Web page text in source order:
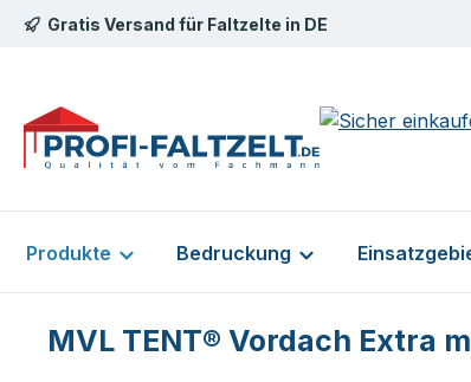
Hauptinhalt springen
Zur Suche springen
Zur Hauptnavigation springen
Gratis Versand für Faltzelte in DE
Produkte Bedruckung
MVL TENT® Vordach Extra